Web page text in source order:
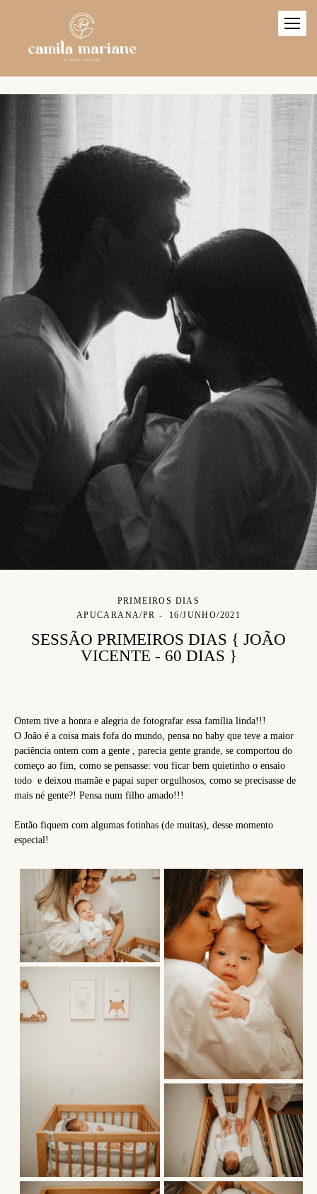
PRIMEIROS DIAS
APUCARANA/PR
16/JUNHO/2021
SESSÃO PRIMEIROS DIAS { JOÃO
VICENTE - 60 DIAS }
Ontem tive a honra e alegria de fotografar essa família linda!!!
O João é a coisa mais fofa do mundo, pensa no baby que teve a maior
paciência ontem com a gente , parecia gente grande, se comportou do
começo ao fim, como se pensasse: vou ficar bem quietinho o ensaio
todo e deixou mamãe e papai super orgulhosos, como se precisasse de
mais né gente?! Pensa num filho amado!!!
Então fiquem com algumas fotinhas (de muitas), desse momento
especial!